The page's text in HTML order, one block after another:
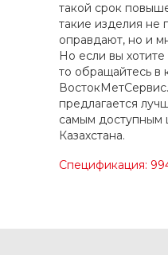
такой срок
такие изделия не
оправдают, но и
Но если вы
то обращайтесь в
предлагается
самым доступным
Казахстана.
Спецификация: